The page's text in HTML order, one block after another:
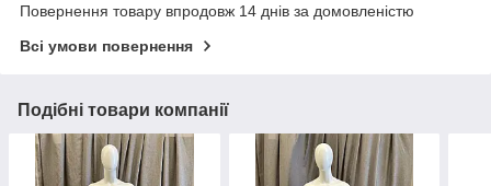
Повернення товару впродовж 14 днів за домовленістю
Всі умови повернення
Подібні товари компанії